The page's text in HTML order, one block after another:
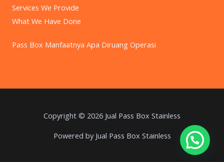
Services We Provide
What We Have Done
Pass Box Manfaatnya Apa Diruang Operasi
Copyright © 2026 Jual Pass Box Stainless
Powered by Jual Pass Box Stainless